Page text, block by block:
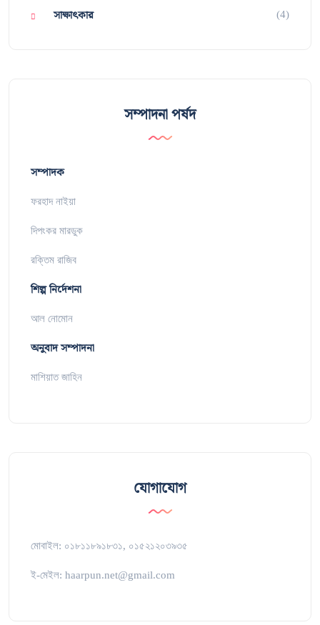
সাক্ষাৎকার (4)
সম্পাদনা পর্ষদ
সম্পাদক
ফরহাদ নাইয়া
দিপংকর মারডুক
রক্তিম রাজিব
শিল্প নির্দেশনা
আল নোমোন
অনুবাদ সম্পাদনা
মাশিয়াত জাহিন
যোগাযোগ
মোবাইল: ০১৮১১৮৯১৮৩১, ০১৫২১২০৩৯৩৫
ই-মেইল: haarpun.net@gmail.com